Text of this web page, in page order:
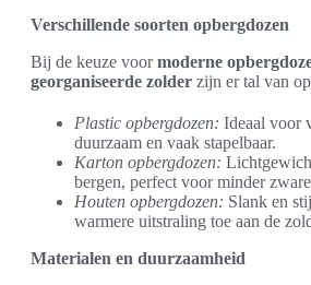
Verschillende soorten opbergdozen
Bij de keuze voormoderne
georganiseerde zolder zijn er tal van
Plastic opbergdozen: Ideaal voor
duurzaam en vaak stapelbaar.
Karton opbergdozen:
bergen, perfect voor minder
Houten opbergdozen: Slank en
warmere uitstraling toe aan de
Materialen en duurzaamheid